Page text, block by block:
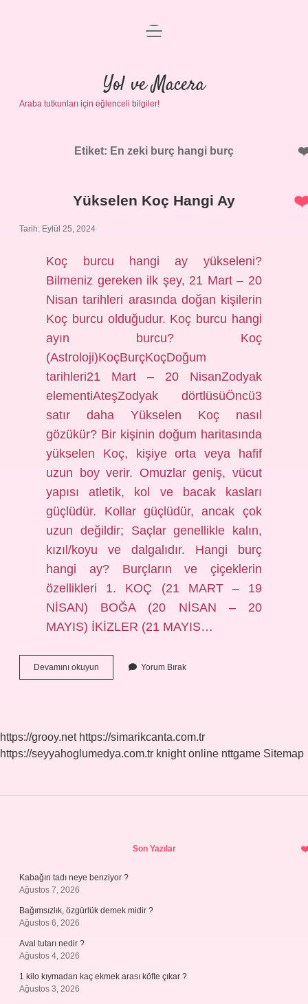
Anasayfa
Gizlilik Politikası
Yasal Uyarı
menüyü
Yol ve Macera
Araba tutkunları için eğlenceli bilgiler!
Etiket: En zeki burç hangi burç
Yükselen Koç Hangi Ay
Tarih: Eylül 25, 2024
Koç burcu hangi ay yükseleni?
Bilmeniz gereken ilk şey, 21 Mart – 20
Nisan tarihleri ​​arasında doğan kişilerin
Koç burcu olduğudur. Koç burcu hangi
ayın burcu? Koç
(Astroloji)KoçBurçKoçDoğum
tarihleri21 Mart – 20 NisanZodyak
elementiAteşZodyak dörtlüsüÖncü3
satır daha Yükselen Koç nasıl
gözükür? Bir kişinin doğum haritasında
yükselen Koç, kişiye orta veya hafif
uzun boy verir. Omuzlar geniş, vücut
yapısı atletik, kol ve bacak kasları
güçlüdür. Kollar güçlüdür, ancak çok
uzun değildir; Saçlar genellikle kalın,
kızıl/koyu ve dalgalıdır. Hangi burç
hangi ay? Burçların ve çiçeklerin
özellikleri 1. KOÇ (21 MART – 19
NİSAN) BOĞA (20 NİSAN – 20
MAYIS) İKİZLER (21 MAYIS…
Devamını okuyun Yükselen
Koç
Yorum Bırak
https://grooy.net https://simarikcanta.com.tr
https://seyyahoglumedya.com.tr knight online nttgame Sitemap
Son Yazılar
Kabağın tadı neye benziyor ?
Ağustos 7, 2026
Bağımsızlık, özgürlük demek midir ?
Ağustos 6, 2026
Aval tutarı nedir ?
Ağustos 4, 2026
1 kilo kıymadan kaç ekmek arası köfte çıkar ?
Ağustos 3, 2026